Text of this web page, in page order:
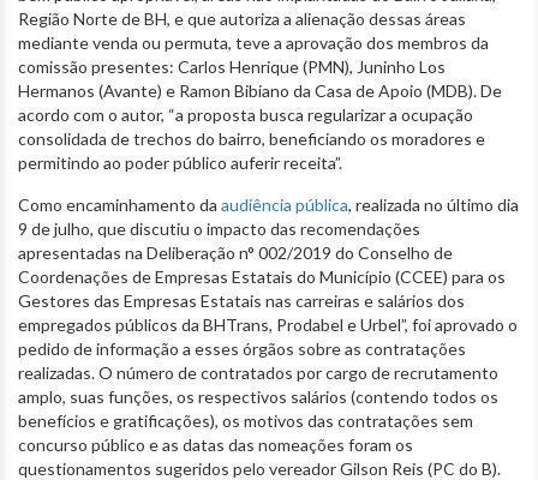
Região Norte de BH, e que autoriza a alienação dessas áreas
mediante venda ou permuta, teve a aprovação dos membros da
comissão presentes: Carlos Henrique (PMN), Juninho Los
Hermanos (Avante) e Ramon Bibiano da Casa de Apoio (MDB). De
acordo com o autor, “a proposta busca regularizar a ocupação
consolidada de trechos do bairro, beneficiando os moradores e
permitindo ao poder público auferir receita”.
Como encaminhamento da audiência pública, realizada no último dia
9 de julho, que discutiu o impacto das recomendações
apresentadas na Deliberação n° 002/2019 do Conselho de
Coordenações de Empresas Estatais do Município (CCEE) para os
Gestores das Empresas Estatais nas carreiras e salários dos
empregados públicos da BHTrans, Prodabel e Urbel”, foi aprovado o
pedido de informação a esses órgãos sobre as contratações
realizadas. O número de contratados por cargo de recrutamento
amplo, suas funções, os respectivos salários (contendo todos os
benefícios e gratificações), os motivos das contratações sem
concurso público e as datas das nomeações foram os
questionamentos sugeridos pelo vereador Gilson Reis (PC do B).